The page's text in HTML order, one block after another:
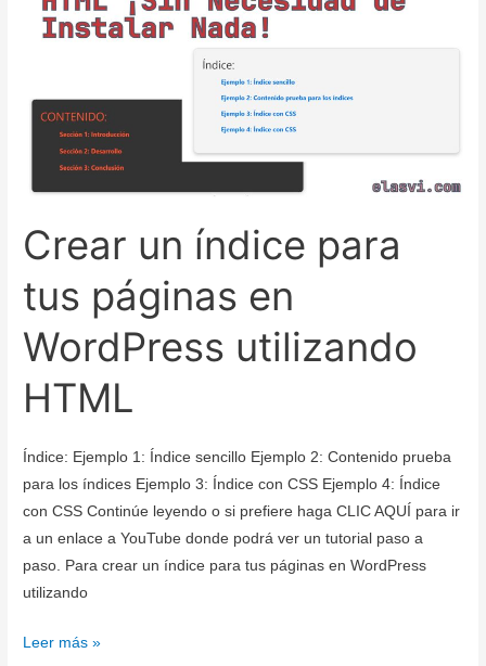
Linux
12
Crear un índice para
tus páginas en
WordPress utilizando
HTML
Índice: Ejemplo 1: Índice sencillo Ejemplo 2: Contenido prueba
para los índices Ejemplo 3: Índice con CSS Ejemplo 4: Índice
con CSS Continúe leyendo o si prefiere haga CLIC AQUÍ para ir
a un enlace a YouTube donde podrá ver un tutorial paso a
paso. Para crear un índice para tus páginas en WordPress
utilizando
Crear
Leer más »